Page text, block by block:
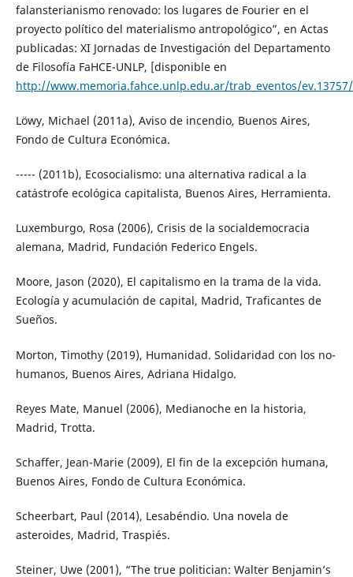
falansterianismo renovado: los lugares de Fourier en el
proyecto político del materialismo antropológico”, en Actas
publicadas: XI Jornadas de Investigación del Departamento
de Filosofía FaHCE-UNLP, [disponible en
http://www.memoria.fahce.unlp.edu.ar/trab_eventos/
Löwy, Michael (2011a), Aviso de incendio, Buenos Aires,
Fondo de Cultura Económica.
----- (2011b), Ecosocialismo: una alternativa radical a la
catástrofe ecológica capitalista, Buenos Aires, Herramienta.
Luxemburgo, Rosa (2006), Crisis de la socialdemocracia
alemana, Madrid, Fundación Federico Engels.
Moore, Jason (2020), El capitalismo en la trama de la vida.
Ecología y acumulación de capital, Madrid, Traficantes de
Sueños.
Morton, Timothy (2019), Humanidad. Solidaridad con los no-
humanos, Buenos Aires, Adriana Hidalgo.
Reyes Mate, Manuel (2006), Medianoche en la historia,
Madrid, Trotta.
Schaffer, Jean-Marie (2009), El fin de la excepción humana,
Buenos Aires, Fondo de Cultura Económica.
Scheerbart, Paul (2014), Lesabéndio. Una novela de
asteroides, Madrid, Traspiés.
Steiner, Uwe (2001), “The true politician: Walter Benjamin’s